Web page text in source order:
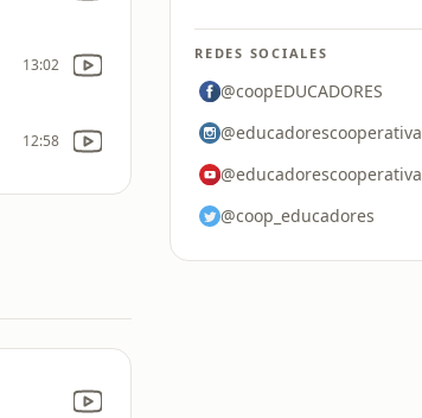
13:02
12:58
REDES SOCIALES
@coopEDUCADORES
@educadorescooperativa
@educadorescooperativa
@coop_educadores